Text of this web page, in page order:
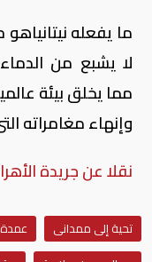
ما يفعله
لا يشبع من
مما يخلق بيئة
وإنهاء مغامراته
نقلا عن جريدة
تحية إلى ممدانى